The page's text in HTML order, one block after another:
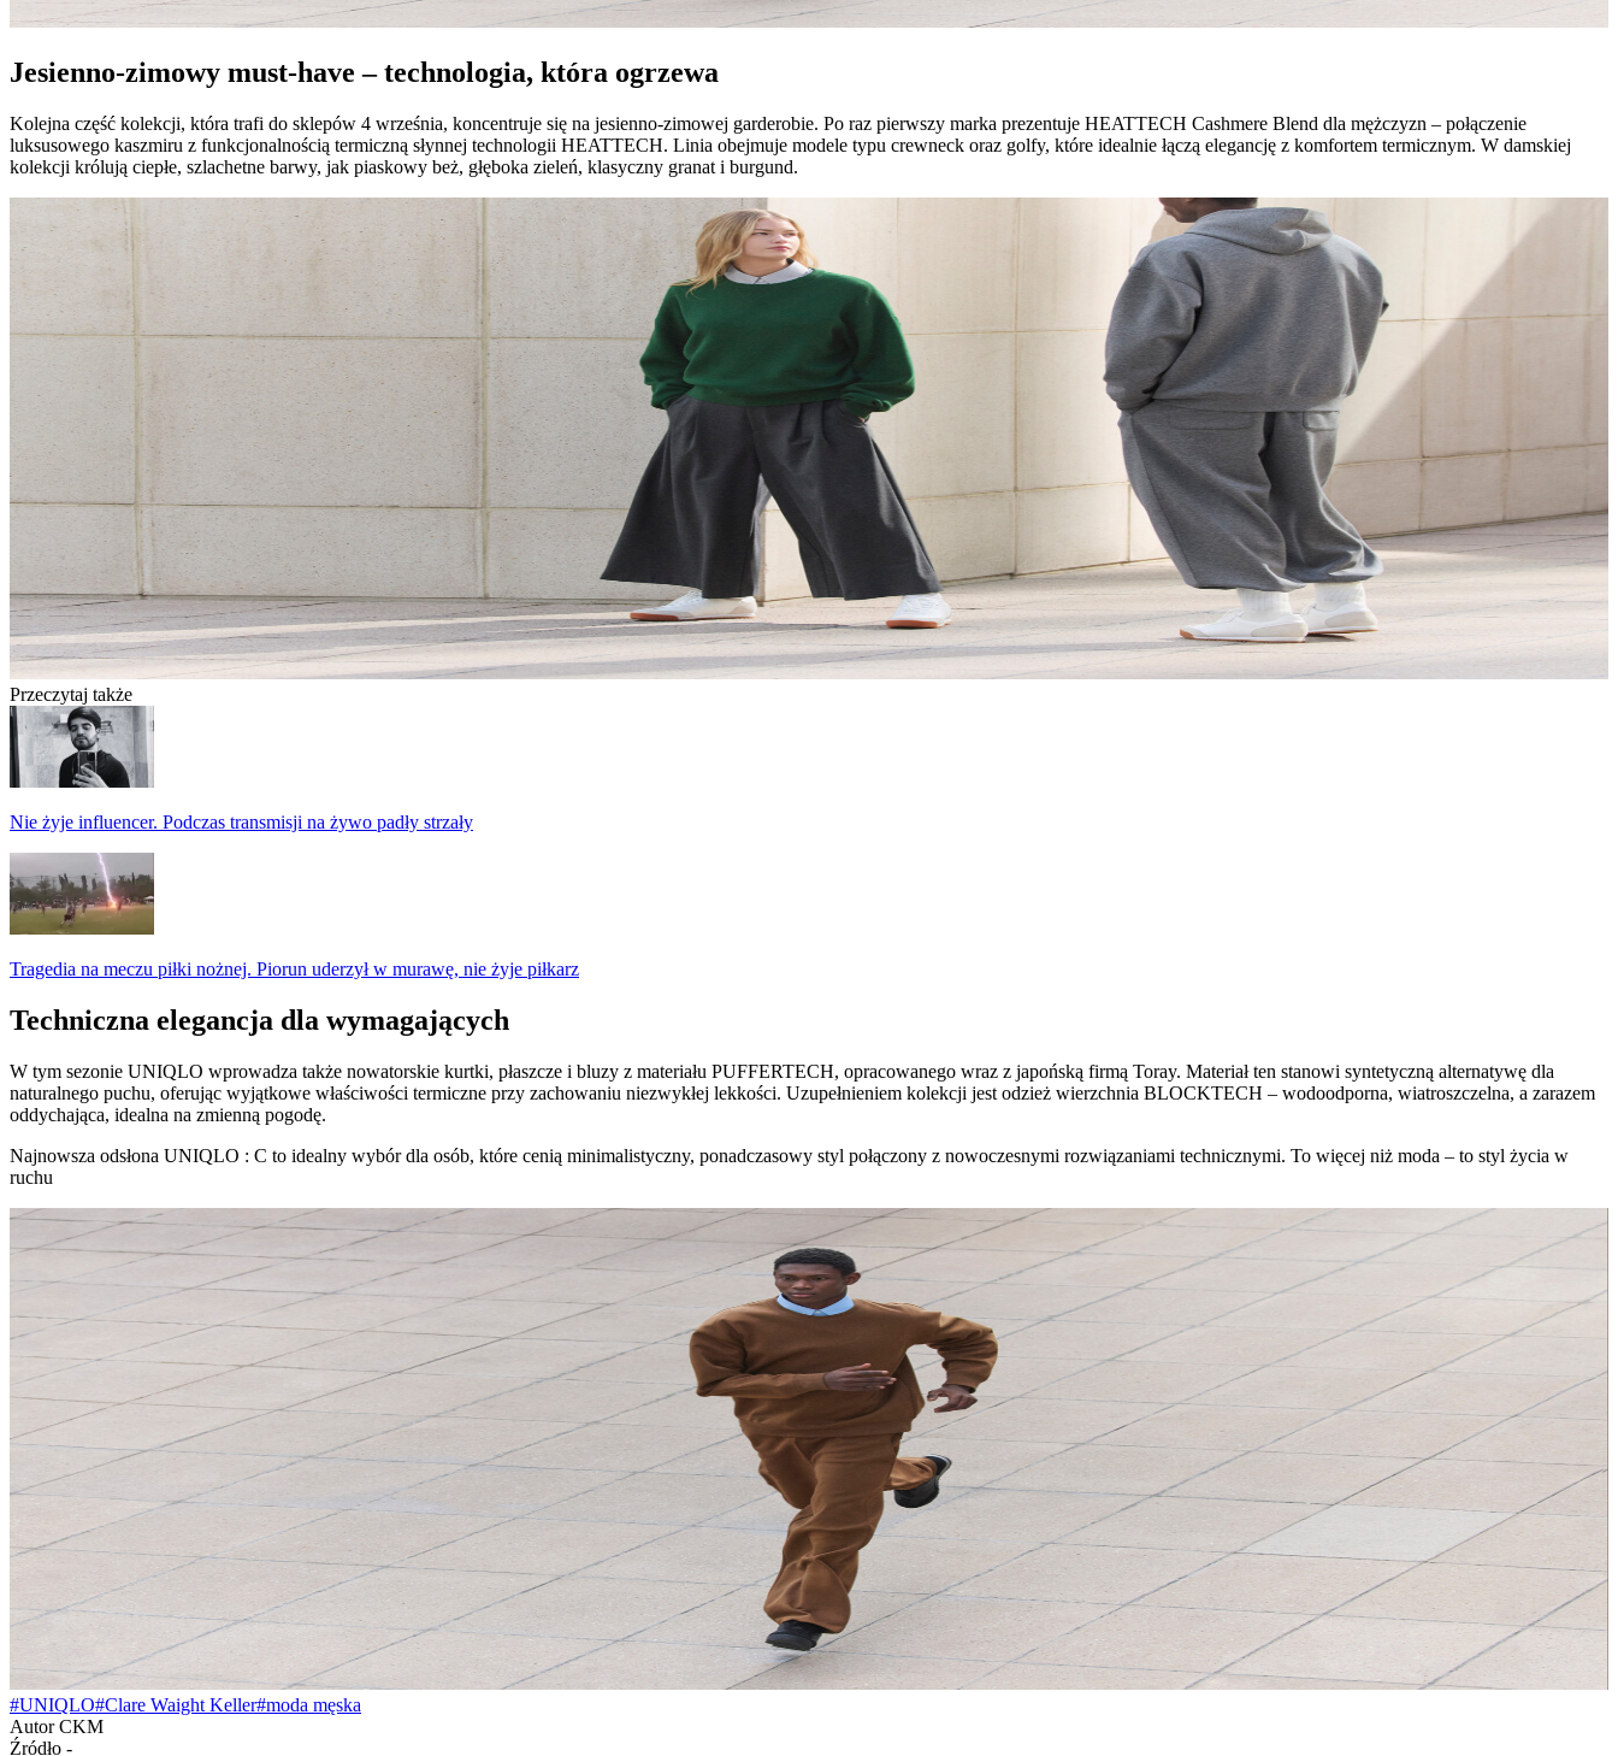
Jesienno-zimowy must-have – technologia, która ogrzewa
Kolejna część kolekcji, która trafi do sklepów 4 września, koncentruje się na jesienno-zimowej garderobie. Po raz pierwszy marka prezentuje HEATTECH Cashmere Blend dla mężczyzn – połączenie
luksusowego kaszmiru z funkcjonalnością termiczną słynnej technologii HEATTECH. Linia obejmuje modele typu crewneck oraz golfy, które idealnie łączą elegancję z komfortem termicznym. W damskiej
kolekcji królują ciepłe, szlachetne barwy, jak piaskowy beż, głęboka zieleń, klasyczny granat i burgund.
Przeczytaj także
Nie żyje influencer. Podczas transmisji na żywo padły strzały
Tragedia na meczu piłki nożnej. Piorun uderzył w murawę, nie żyje piłkarz
Techniczna elegancja dla wymagających
W tym sezonie UNIQLO wprowadza także nowatorskie kurtki, płaszcze i bluzy z materiału PUFFERTECH, opracowanego wraz z japońską firmą Toray. Materiał ten stanowi syntetyczną alternatywę dla
naturalnego puchu, oferując wyjątkowe właściwości termiczne przy zachowaniu niezwykłej lekkości. Uzupełnieniem kolekcji jest odzież wierzchnia BLOCKTECH – wodoodporna, wiatroszczelna, a zarazem
oddychająca, idealna na zmienną pogodę.
Najnowsza odsłona UNIQLO : C to idealny wybór dla osób, które cenią minimalistyczny, ponadczasowy styl połączony z nowoczesnymi rozwiązaniami technicznymi. To więcej niż moda – to styl życia w
ruchu
#UNIQLO#Clare Waight Keller#moda męska
Autor CKM
Źródło -